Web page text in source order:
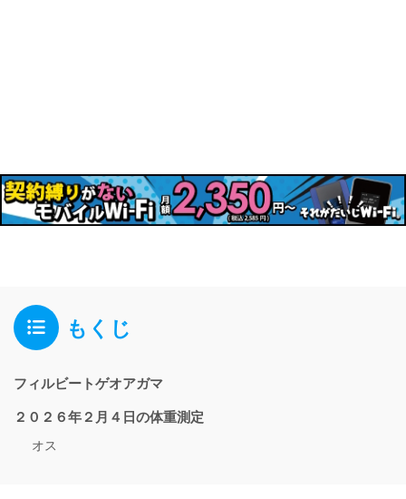
もくじ
フィルビートゲオアガマ
２０２６年２月４日の体重測定
オス